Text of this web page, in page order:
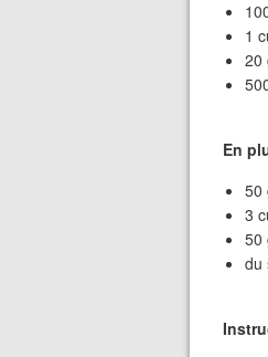
1
20
En
50
3
50
du